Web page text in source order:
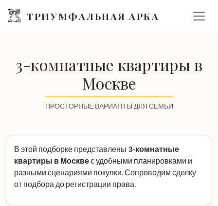
ТРИУМФАЛЬНАЯ АРКА
3-комнатные квартиры в
Москве
ПРОСТОРНЫЕ ВАРИАНТЫ ДЛЯ СЕМЬИ
В этой подборке представлены 3-комнатные
квартиры в Москвес удобными планировками и
разными сценариями покупки. Сопроводим сделку
от подбора до регистрации права.